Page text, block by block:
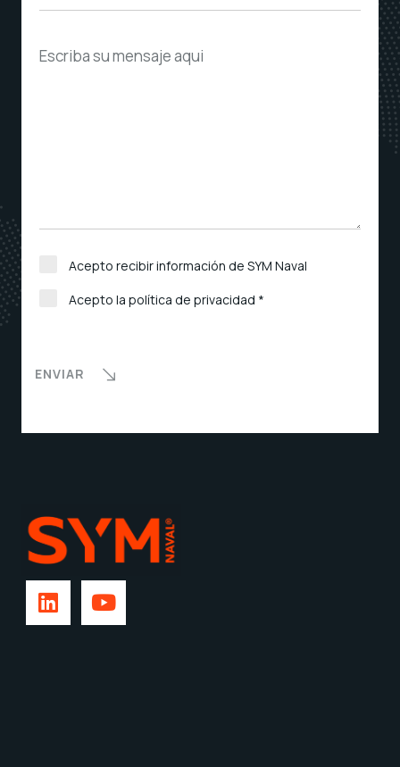
Acepto recibir información de SYM Naval
Acepto la política de privacidad *
ENVIAR